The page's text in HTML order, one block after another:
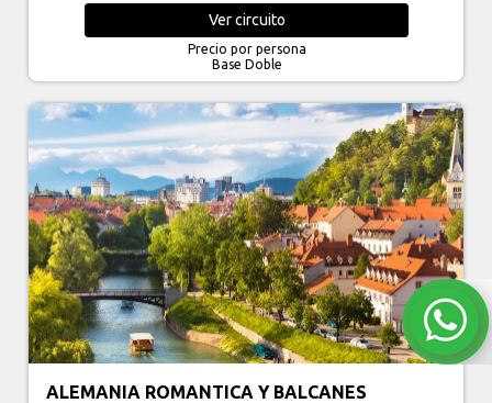
Vercircuito
Precio por persona
Base Doble
ALEMANIA ROMANTICA Y BALCANES